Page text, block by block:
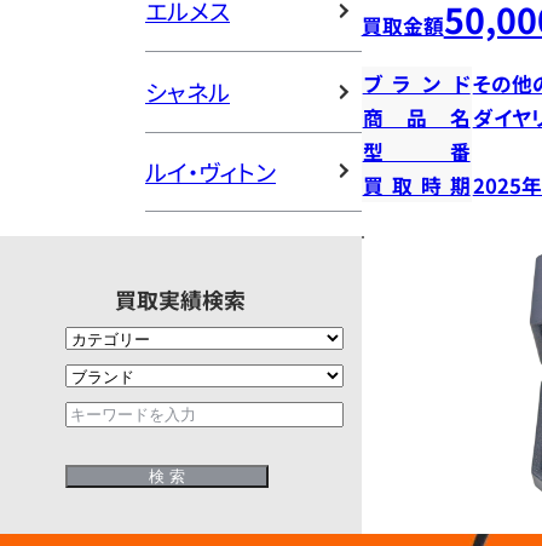
エルメス
シャネル
ルイ・ヴィトン
買取実績検索
買取金額
ブランドその他
商品名ダイヤ
型番
買取時期2025